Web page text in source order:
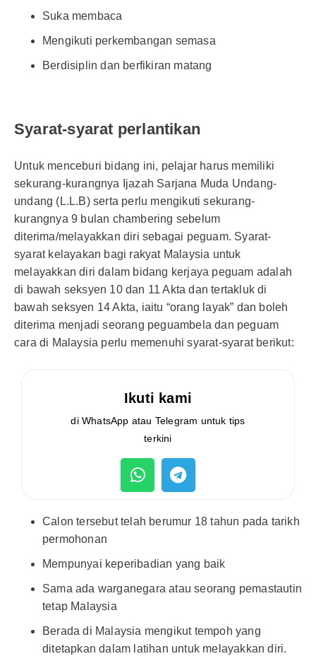
Suka membaca
Mengikuti perkembangan semasa
Berdisiplin dan berfikiran matang
Syarat-syarat perlantikan
Untuk menceburi bidang ini, pelajar harus memiliki
sekurang-kurangnya Ijazah Sarjana Muda Undang-
undang (L.L.B) serta perlu mengikuti sekurang-
kurangnya 9 bulan chambering sebelum
diterima/melayakkan diri sebagai peguam. Syarat-
syarat kelayakan bagi rakyat Malaysia untuk
melayakkan diri dalam bidang kerjaya peguam adalah
di bawah seksyen 10 dan 11 Akta dan tertakluk di
bawah seksyen 14 Akta, iaitu “orang layak” dan boleh
diterima menjadi seorang peguambela dan peguam
cara di Malaysia perlu memenuhi syarat-syarat berikut:
Ikuti kami
di WhatsApp atau Telegram untuk tips
terkini
Calon tersebut telah berumur 18 tahun pada tarikh
permohonan
Mempunyai keperibadian yang baik
Sama ada warganegara atau seorang pemastautin
tetap Malaysia
Berada di Malaysia mengikut tempoh yang
ditetapkan dalam latihan untuk melayakkan diri.